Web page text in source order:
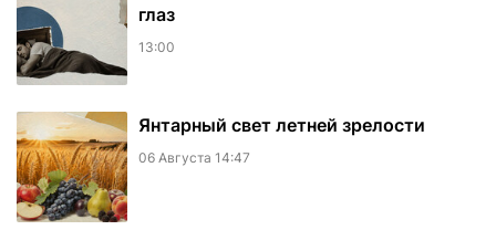
глаз
13:00
Янтарный свет летней зрелости
06 Августа 14:47